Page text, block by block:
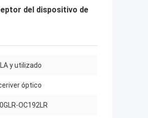
del dispositivo de
y utilizado
óptico
OC192LR